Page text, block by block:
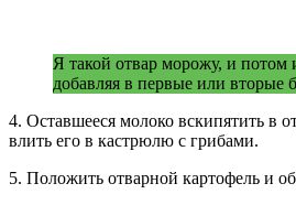
Я такой отвар морожу, и потом
добавляя в первые или вторые
4. Оставшееся молоко вскипятить в
влить его в кастрюлю с грибами.
5. Положить отварной картофель и